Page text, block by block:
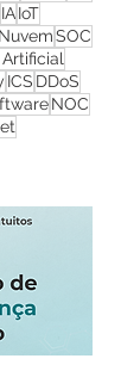
LGPDOT
IAIoT
SOC
ICS